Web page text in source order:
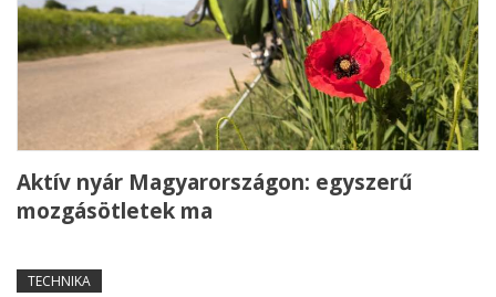
Aktív nyár Magyarországon: egyszerű
mozgásötletek ma
TECHNIKA